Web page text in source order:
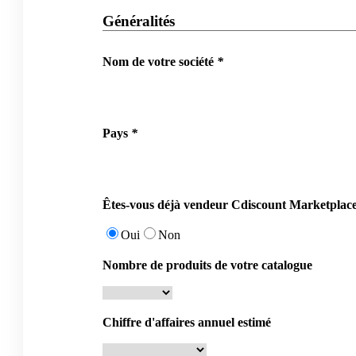
Généralités
Nom de votre société *
Pays *
Êtes-vous déjà vendeur Cdiscount
Oui Non
Nombre de produits de votre catalogue
Chiffre d'affaires annuel estimé